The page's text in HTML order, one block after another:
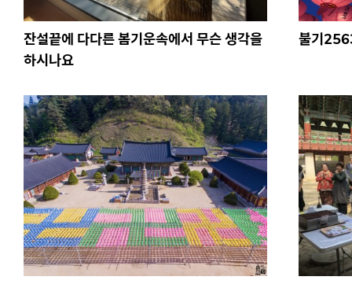
잔설끝에 다다른 봄기운속에서 무슨 생각을
하시나요
불기